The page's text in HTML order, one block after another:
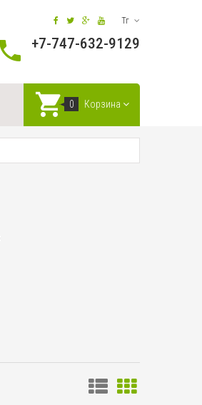
Тг
+7-747-632-9129
0 Корзина